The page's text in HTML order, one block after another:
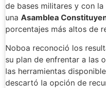
de bases militares y con
una Asamblea
porcentajes más altos de
Noboa reconoció los
su plan de enfrentar a las
las herramientas
descartó la opción de